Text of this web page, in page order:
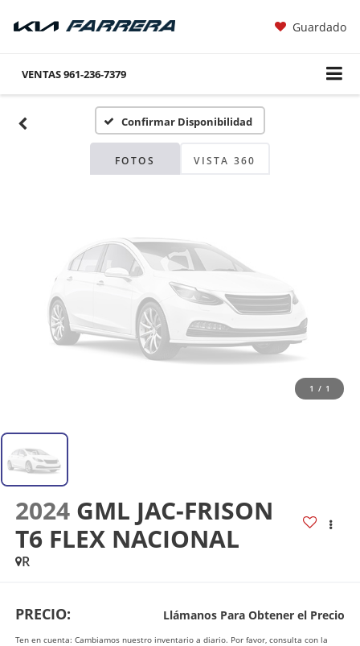
Guardado
VENTAS961-236-7379
Confirmar Disponibilidad
FOTOS VISTA 360
Fotos No
Disponibles
Por favor, revise luego
1 / 1
2024 GML JAC-FRISON
T6 FLEX NACIONAL
R
PRECIO: Llámanos Para Obtener el Precio
Ten en cuenta: Cambiamos nuestro inventario a diario. Por favor, consulta con la